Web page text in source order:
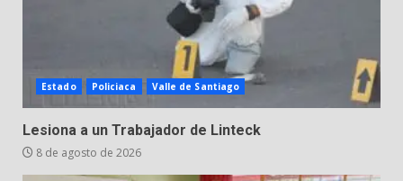
7 de agosto de 2026
7
Los Pastores: tradición que
resiste al paso del tiempo
6 de agosto de 2026
Estado Policiaca Valle de Santiago
Lesiona a un Trabajador de Linteck
8 de agosto de 2026